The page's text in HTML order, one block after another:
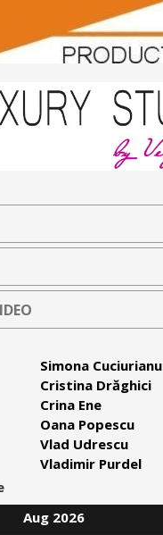
Simona Cuciurianu
Cristina Drăghici
Crina Ene
Oana Popescu
Vlad Udrescu
Vladimir Purdel
Aug 2026